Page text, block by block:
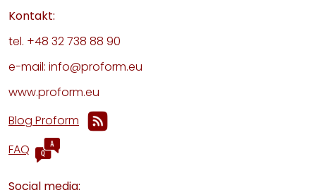
Kontakt:
tel. +48 32 738 88 90
e-mail: info@proform.eu
www.proform.eu
Blog Proform
FAQ
Social media: